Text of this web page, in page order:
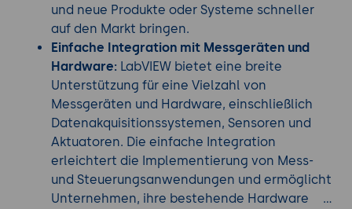
und neue Produkte oder Systeme schneller
auf den Markt bringen.
Einfache Integration mit Messgeräten und
Hardware: LabVIEW bietet eine breite
Unterstützung für eine Vielzahl von
Messgeräten und Hardware, einschließlich
Datenakquisitionssystemen, Sensoren und
Aktuatoren. Die einfache Integration
erleichtert die Implementierung von Mess-
und Steuerungsanwendungen und ermöglicht
Unternehmen, ihre bestehende Hardware